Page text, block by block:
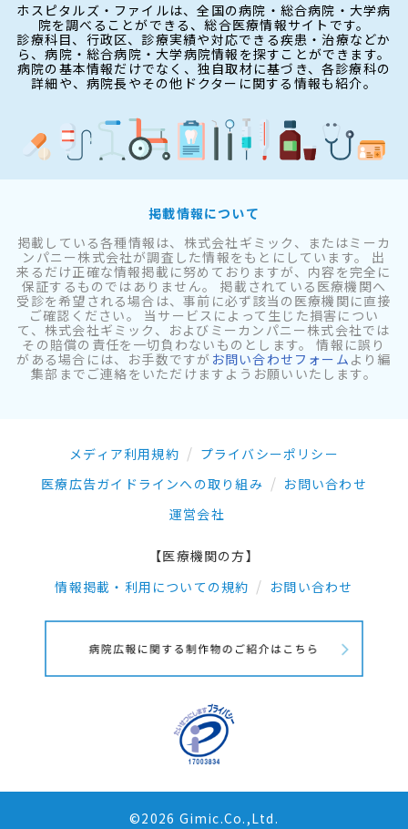
ホスピタルズ・ファイルは、全国の病院・総合病院・大学病
院を調べることができる、総合医療情報サイトです。
診療科目、行政区、診療実績や対応できる疾患・治療などか
ら、病院・総合病院・大学病院情報を探すことができます。
病院の基本情報だけでなく、独自取材に基づき、各診療科の
詳細や、病院長やその他ドクターに関する情報も紹介。
掲載情報について
掲載している各種情報は、株式会社ギミック、またはミーカ
ンパニー株式会社が調査した情報をもとにしています。 出
来るだけ正確な情報掲載に努めておりますが、内容を完全に
保証するものではありません。 掲載されている医療機関へ
受診を希望される場合は、事前に必ず該当の医療機関に直接
ご確認ください。 当サービスによって生じた損害につい
て、株式会社ギミック、およびミーカンパニー株式会社では
その賠償の責任を一切負わないものとします。 情報に誤り
がある場合には、お手数ですが お問い合わせフォーム より編
集部までご連絡をいただけますようお願いいたします。
メディア利用規約
プライバシーポリシー
医療広告ガイドラインへの取り組み
お問い合わせ
運営会社
【医療機関の方】
情報掲載・利用についての規約
お問い合わせ
©2026 Gimic.Co.,Ltd.